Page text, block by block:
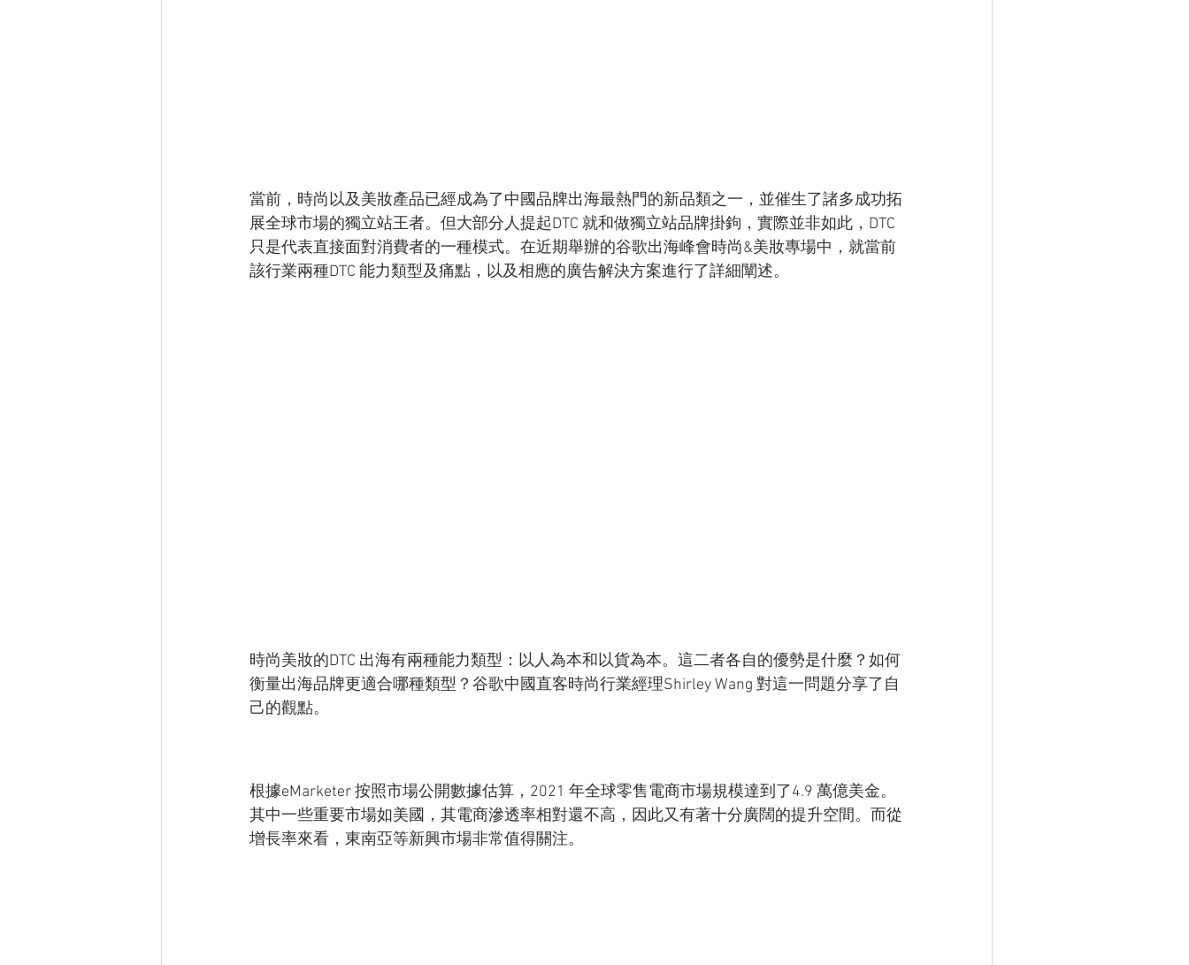
當前，時尚以及美妝產品已經成為了中國品牌出海最熱門的新品類之一，並催生了諸多成功拓
展全球市場的獨立站王者。但大部分人提起DTC 就和做獨立站品牌掛鉤，實際並非如此，DTC
只是代表直接面對消費者的一種模式。在近期舉辦的谷歌出海峰會時尚&美妝專場中，就當前
該行業兩種DTC 能力類型及痛點，以及相應的廣告解決方案進行了詳細闡述。
時尚美妝的DTC 出海有兩種能力類型：以人為本和以貨為本。這二者各自的優勢是什麼？如何
衡量出海品牌更適合哪種類型？谷歌中國直客時尚行業經理Shirley Wang 對這一問題分享了自
己的觀點。
根據eMarketer 按照市場公開數據估算，2021 年全球零售電商市場規模達到了4.9 萬億美金。
其中一些重要市場如美國，其電商滲透率相對還不高，因此又有著十分廣闊的提升空間。而從
增長率來看，東南亞等新興市場非常值得關注。